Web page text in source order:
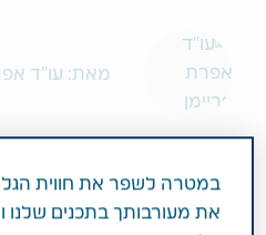
מאת: עו"ד
2 דקות
פברואר 10, 2020
במטרה לשפר את חווית
את מעורבותך בתכנים שלנו